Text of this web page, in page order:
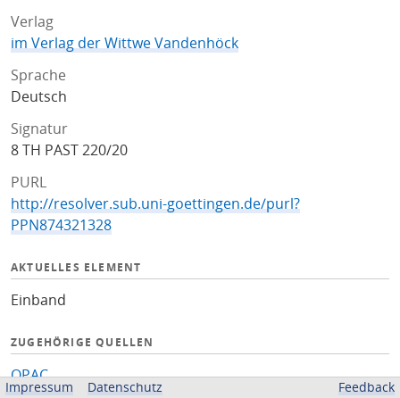
Verlag
im Verlag der Wittwe Vandenhöck
Sprache
Deutsch
Signatur
8 TH PAST 220/20
PURL
http://resolver.sub.uni-goettingen.de/purl?
PPN874321328
AKTUELLES ELEMENT
Einband
ZUGEHÖRIGE QUELLEN
OPAC
Impressum Datenschutz Feedback